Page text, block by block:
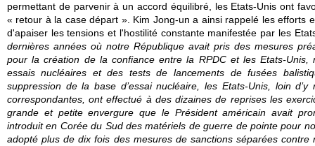
permettant de parvenir à un accord équilibré, les Etats-Unis ont
« retour à la case départ ». Kim Jong-un a ainsi rappelé les efforts
d'apaiser les tensions et l'hostilité constante manifestée par les
dernières années où notre République avait pris des mesures
pour la création de la confiance entre la RPDC et les Etats-Unis,
essais nucléaires et des tests de lancements de fusées
suppression de la base d’essai nucléaire, les Etats-Unis, loin
correspondantes, ont effectué à des dizaines de reprises les
grande et petite envergure que le Président américain avait
introduit en Corée du Sud des matériels de guerre de pointe pour
adopté plus de dix fois des mesures de sanctions séparées